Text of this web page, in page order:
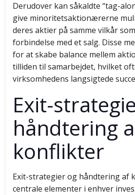
Derudover kan såkaldte “tag-
give minoritetsaktionærerne
deres aktier på samme vilkår
forbindelse med et salg. Disse
for at skabe balance mellem
tilliden til samarbejdet, hvilket
virksomhedens langsigtede
Exit-
håndtering
konflikter
Exit-strategier og håndtering af
centrale elementer i enhver